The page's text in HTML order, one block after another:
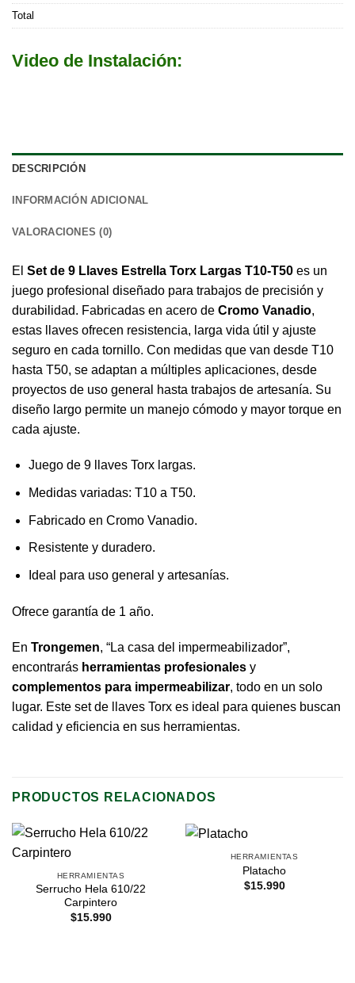
Total
Video de Instalación:
DESCRIPCIÓN
INFORMACIÓN ADICIONAL
VALORACIONES (0)
El Set de 9 Llaves Estrella Torx Largas T10-T50 es un
juego profesional diseñado para trabajos de precisión y
durabilidad. Fabricadas en acero de Cromo Vanadio,
estas llaves ofrecen resistencia, larga vida útil y ajuste
seguro en cada tornillo. Con medidas que van desde T10
hasta T50, se adaptan a múltiples aplicaciones, desde
proyectos de uso general hasta trabajos de artesanía. Su
diseño largo permite un manejo cómodo y mayor torque en
cada ajuste.
Juego de 9 llaves Torx largas.
Medidas variadas: T10 a T50.
Fabricado en Cromo Vanadio.
Resistente y duradero.
Ideal para uso general y artesanías.
Ofrece garantía de 1 año.
En Trongemen, “La casa del impermeabilizador”,
encontrarás herramientas profesionales y
complementos para impermeabilizar, todo en un solo
lugar. Este set de llaves Torx es ideal para quienes buscan
calidad y eficiencia en sus herramientas.
PRODUCTOS RELACIONADOS
HERRAMIENTAS
Serrucho Hela 610/22
Carpintero
$15.990
HERRAMIENTAS
Platacho
$15.990